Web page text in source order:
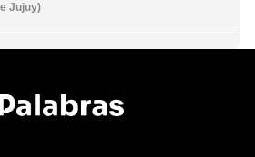
Jujuy)